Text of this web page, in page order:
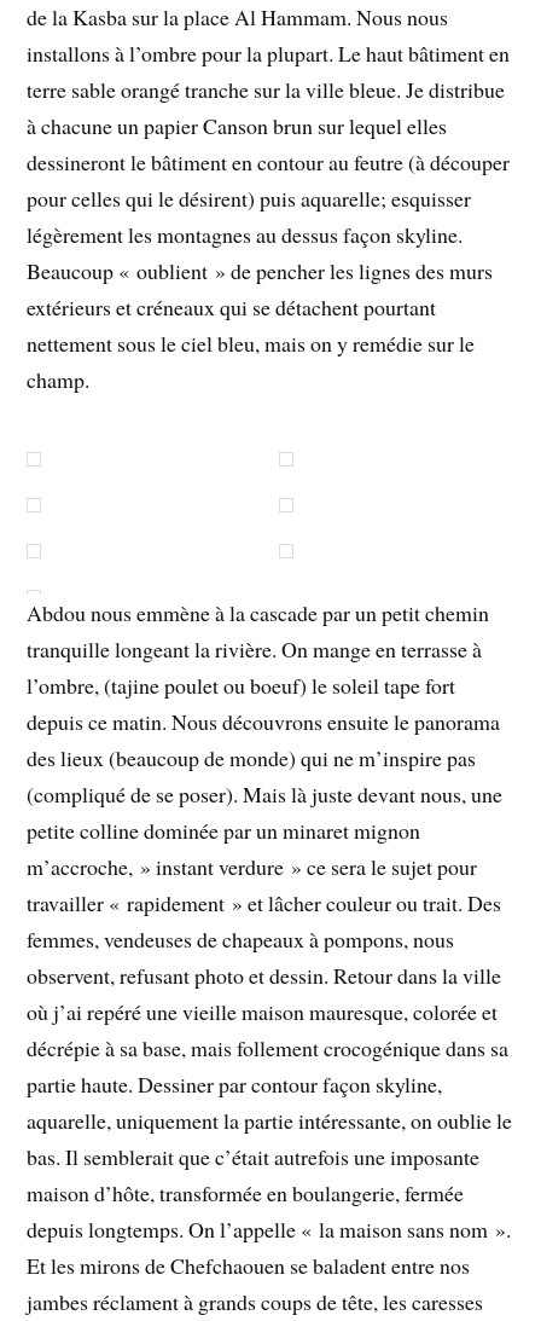
de la Kasba sur la place Al Hammam. Nous nous
installons à l’ombre pour la plupart. Le haut bâtiment en
terre sable orangé tranche sur la ville bleue. Je distribue
à chacune un papier Canson brun sur lequel elles
dessineront le bâtiment en contour au feutre (à découper
pour celles qui le désirent) puis aquarelle; esquisser
légèrement les montagnes au dessus façon skyline.
Beaucoup « oublient » de pencher les lignes des murs
extérieurs et créneaux qui se détachent pourtant
nettement sous le ciel bleu, mais on y remédie sur le
champ.
Abdou nous emmène à la cascade par un petit chemin
tranquille longeant la rivière. On mange en terrasse à
l’ombre, (tajine poulet ou boeuf) le soleil tape fort
depuis ce matin. Nous découvrons ensuite le panorama
des lieux (beaucoup de monde) qui ne m’inspire pas
(compliqué de se poser). Mais là juste devant nous, une
petite colline dominée par un minaret mignon
m’accroche, » instant verdure » ce sera le sujet pour
travailler « rapidement » et lâcher couleur ou trait. Des
femmes, vendeuses de chapeaux à pompons, nous
observent, refusant photo et dessin. Retour dans la ville
où j’ai repéré une vieille maison mauresque, colorée et
décrépie à sa base, mais follement crocogénique dans sa
partie haute. Dessiner par contour façon skyline,
aquarelle, uniquement la partie intéressante, on oublie le
bas. Il semblerait que c’était autrefois une imposante
maison d’hôte, transformée en boulangerie, fermée
depuis longtemps. On l’appelle « la maison sans nom ».
Et les mirons de Chefchaouen se baladent entre nos
jambes réclament à grands coups de tête, les caresses